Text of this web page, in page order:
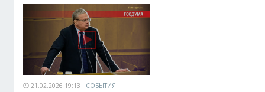
21.02.2026 19:13 СОБЫТИЯ